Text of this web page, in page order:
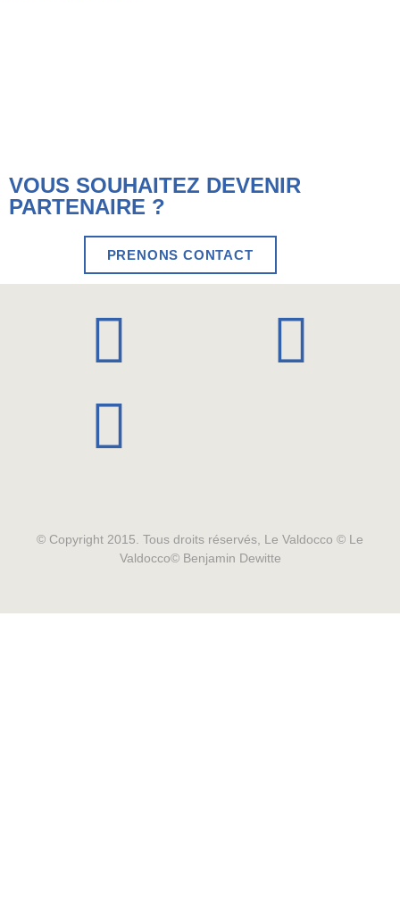
VOUS SOUHAITEZ DEVENIR
PARTENAIRE ?
PRENONS CONTACT
© Copyright 2015. Tous droits réservés, Le Valdocco © Le
Valdocco© Benjamin Dewitte